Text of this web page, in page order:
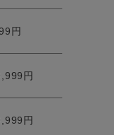
円
円
円